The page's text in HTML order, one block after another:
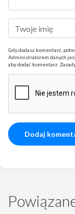
Gdy dodasz komentarz,
Administratorem danych jest
aby dodać komentarz.